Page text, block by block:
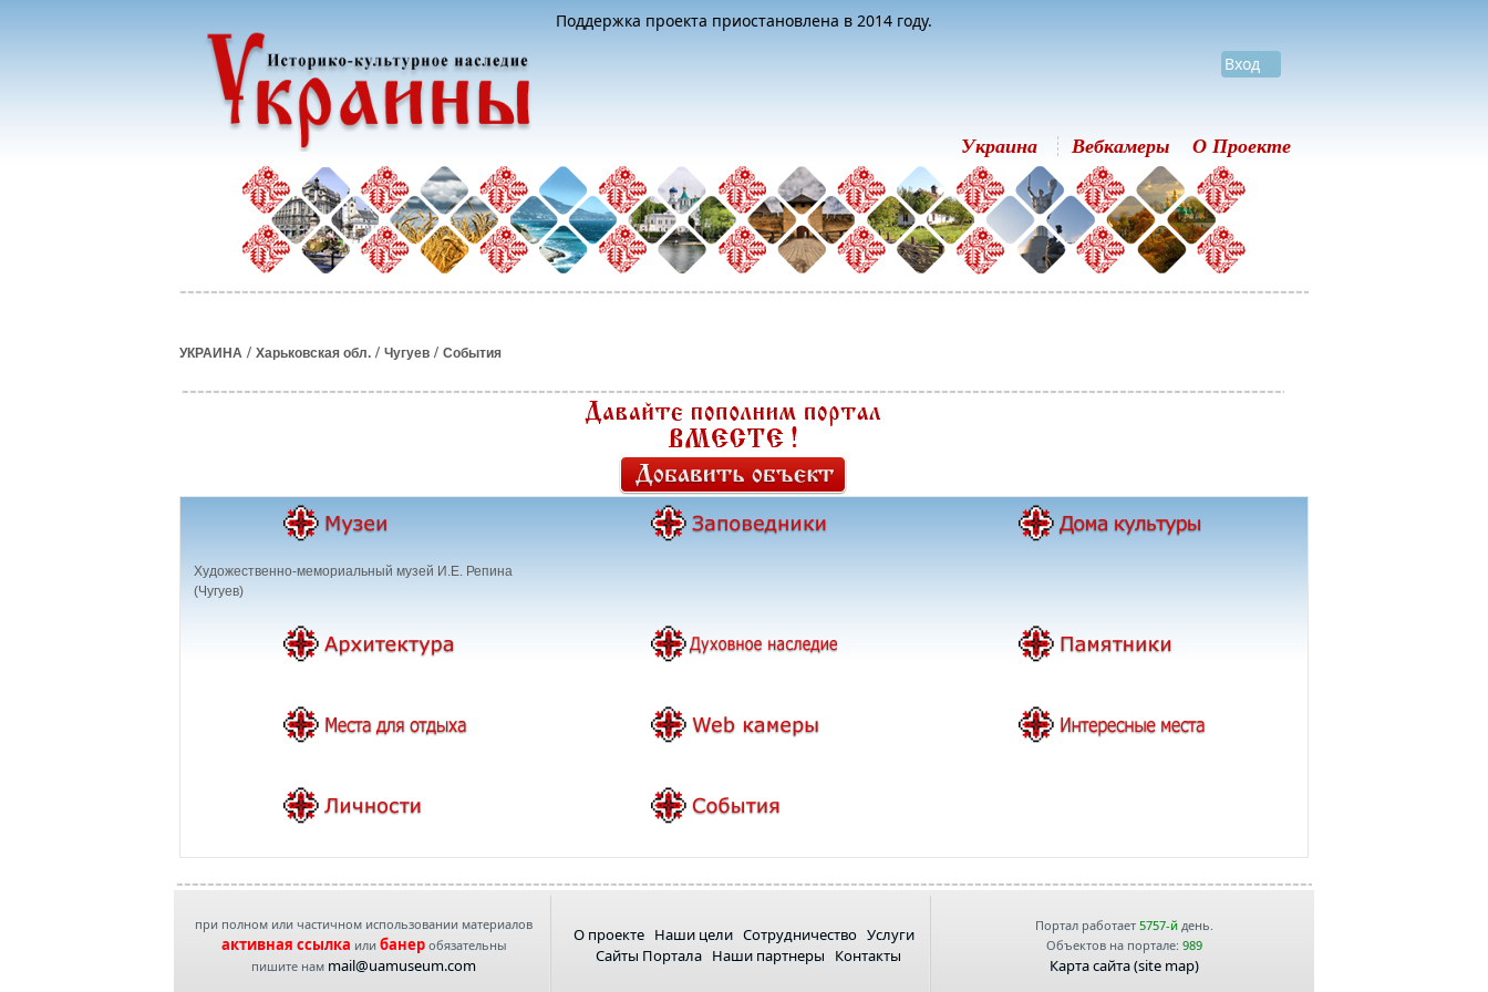
Поддержка проекта приостановлена в 2014 году.
Вход
Украина Вебкамеры О Проекте
УКРАИНА / Харьковская обл. / Чугуев / События
Художественно-мемориальный музей И.Е. Репина
(Чугуев)
при полном или частичном использовании материалов
активная ссылка или банеробязательны
пишите нам mail@uamuseum.com
О проекте Наши цели Сотрудничество Услуги
Сайты Портала Наши партнеры Контакты
Портал работает 5757-йдень.
Объектов на портале: 989
Карта сайта (site map)